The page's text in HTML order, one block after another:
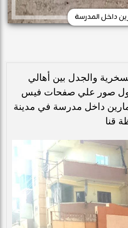
داخل المدرسة
والجدل بين أهالي
صور علي صفحات فيس
داخل مدرسة في مدينة
قنا